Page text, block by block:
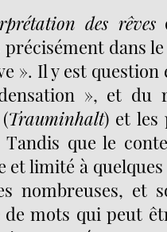
des rêves
dans
». Il y est
», et du
Trauminhalt) et les
Tandis que le
et limité à
nombreuses, et
mots qui peut